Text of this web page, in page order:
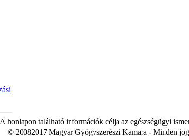
A honlapon található információk célja az egészségügyi
© 20082017 Magyar Gyógyszerészi Kamara - Minden